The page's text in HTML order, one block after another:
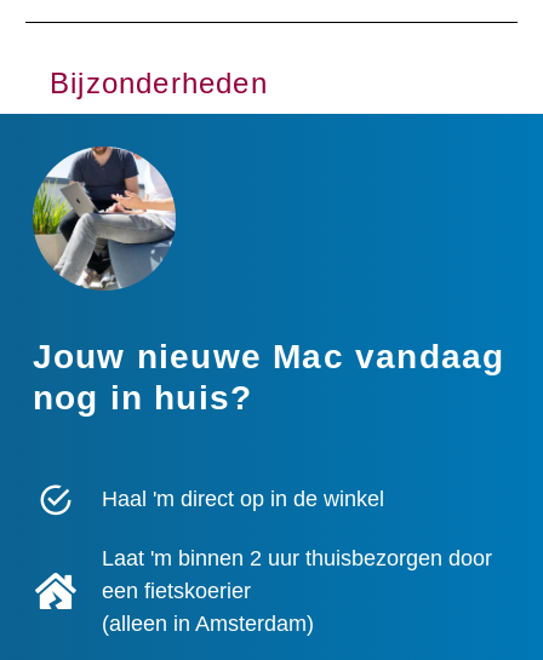
Bijzonderheden
Jouw nieuwe Mac vandaag
nog in huis?
Haal 'm direct op in de winkel
Laat 'm binnen 2 uur thuisbezorgen door
een fietskoerier
(alleen in Amsterdam)